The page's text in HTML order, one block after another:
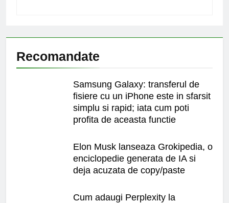
Recomandate
Samsung Galaxy: transferul de
fisiere cu un iPhone este in sfarsit
simplu si rapid; iata cum poti
profita de aceasta functie
Elon Musk lanseaza Grokipedia, o
enciclopedie generata de IA si
deja acuzata de copy/paste
Cum adaugi Perplexity la